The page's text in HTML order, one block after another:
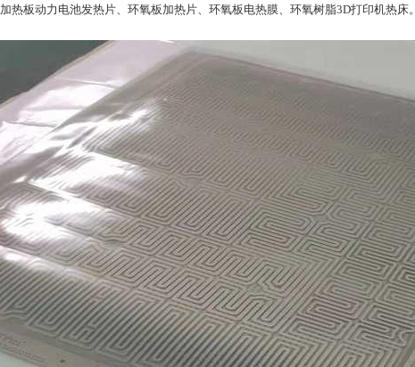
加热板动力电池发热片、环氧板加热片、环氧板电热膜、环氧树脂3D打印机热床。